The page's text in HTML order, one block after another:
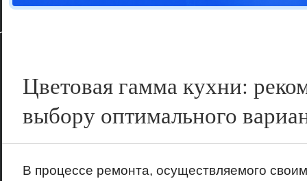
Цветовая гамма кухни:
выбору оптимального
В процессе ремонта, осуществляемого